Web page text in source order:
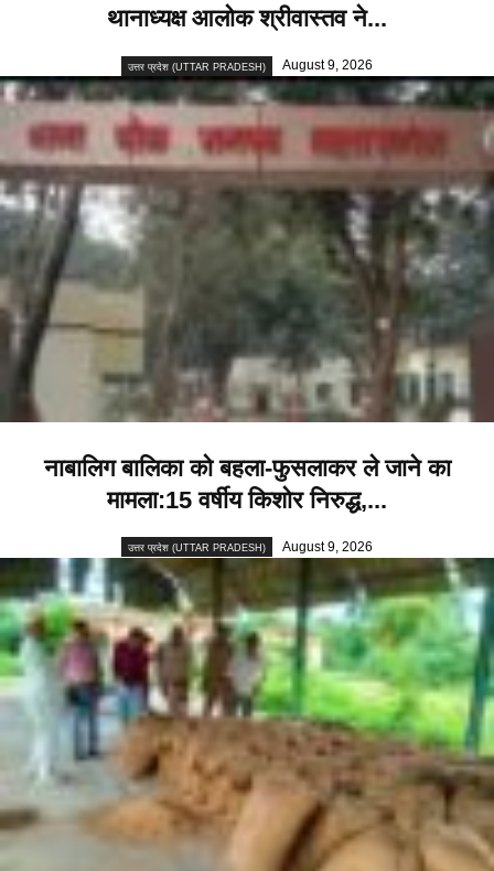
थानाध्यक्ष आलोक श्रीवास्तव ने...
उत्तर प्रदेश (UTTAR PRADESH) August 9, 2026
नाबालिग बालिका को बहला-फुसलाकर ले जाने का
मामला:15 वर्षीय किशोर निरुद्ध,...
उत्तर प्रदेश (UTTAR PRADESH) August 9, 2026